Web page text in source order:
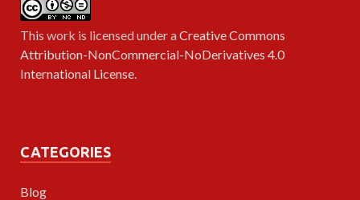
This work is licensed under aCreative Commons
Attribution-NonCommercial-NoDerivatives 4.0
International License.
CATEGORIES
Blog